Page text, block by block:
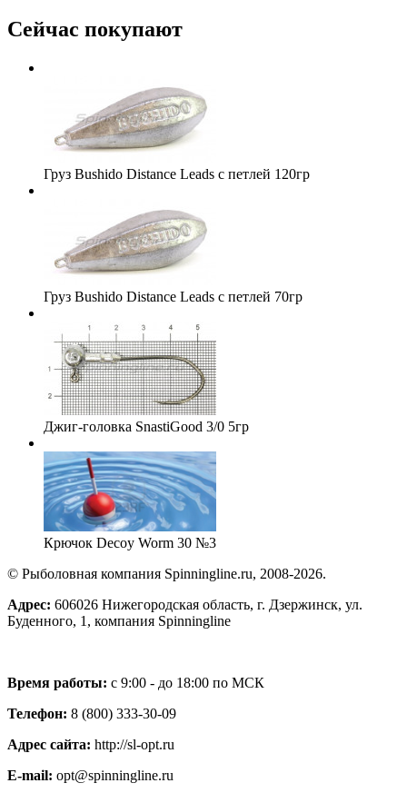
Сейчас покупают
Груз Bushido Distance Leads с петлей 120гр
Груз Bushido Distance Leads с петлей 70гр
Джиг-головка SnastiGood 3/0 5гр
Крючок Decoy Worm 30 №3
© Рыболовная компания Spinningline.ru, 2008-2026.
Адрес: 606026 Нижегородская область, г. Дзержинск, ул.
Буденного, 1, компания Spinningline
Время работы: с 9:00 - до 18:00 по МСК
Телефон: 8 (800) 333-30-09
Адрес сайта: http://sl-opt.ru
E-mail: opt@spinningline.ru